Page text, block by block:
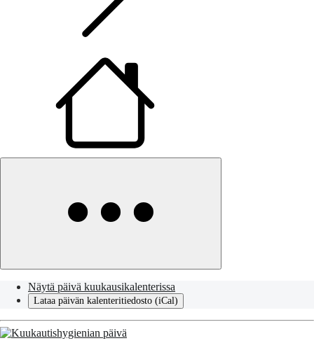
Näytä päivä kuukausikalenterissa
Lataa päivän kalenteritiedosto (iCal)